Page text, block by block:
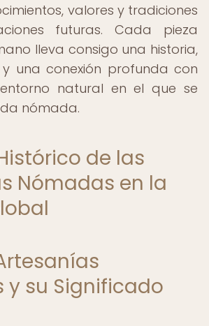
valores y tradiciones
futuras. Cada pieza
lleva consigo una historia,
una conexión profunda con
natural en el que se
nómada.
de las
Nómadas en la
y su Significado